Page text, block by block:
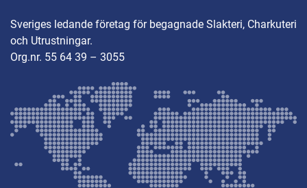
Sveriges ledande företag för begagnade Slakteri, Charkuteri
och Utrustningar.
Org.nr. 55 64 39 – 3055